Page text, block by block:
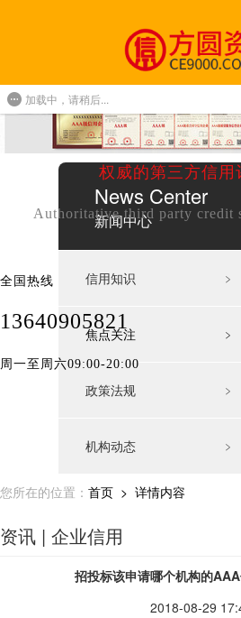
权威的第三方信用
Authoritative third party credit
全国热线
13640905821
周一至周六09:00-20:00
News Center
新闻中心
信用知识 ﹥
焦点关注 ﹥
政策法规 ﹥
机构动态 ﹥
您所在的位置： 首页 > 详情内容
资讯 | 企业信用
招投标该申请哪个机构的
2018-08-29
加载中，请稍后...